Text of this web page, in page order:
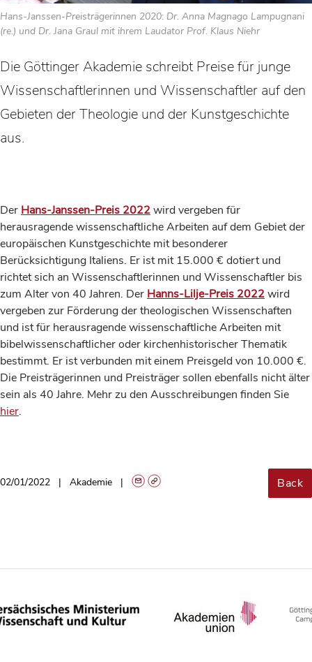
Hans-Janssen-Preisträgerinnen 2020: Dr. Anna Magnago Lampugnani
(re.) und Dr. Jana Graul mit ihrem Laudator Prof. Klaus Niehr
Die Göttinger Akademie schreibt Preise für junge
Wissenschaftlerinnen und Wissenschaftler auf den
Gebieten der Theologie und der Kunstgeschichte
aus.
Der Hans-Janssen-Preis 2022wird vergeben für
herausragende wissenschaftliche Arbeiten auf dem Gebiet der
europäischen Kunstgeschichte mit besonderer
Berücksichtigung Italiens. Er ist mit 15.000 € dotiert und
richtet sich an Wissenschaftlerinnen und Wissenschaftler bis
zum Alter von 40 Jahren. Der Hanns-Lilje-Preis 2022wird
vergeben zur Förderung der theologischen Wissenschaften
und ist für heraus­ragende wissenschaftliche Arbeiten mit
bibelwissenschaftlicher oder kirchenhistorischer Thematik
bestimmt. Er ist verbunden mit einem Preisgeld von 10.000 €.
Die Preisträgerinnen und Preisträger sollen ebenfalls nicht älter
sein als 40 Jahre. Mehr zu den Ausschreibungen finden Sie
hier.
02/01/2022 Akademie Back